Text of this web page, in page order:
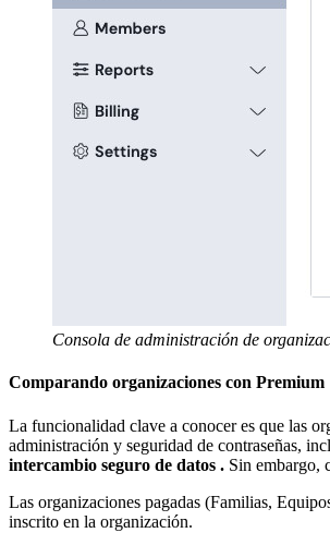
Consola de administración de
Comparando organizaciones con Premium
La funcionalidad clave a conocer es que las
administración y seguridad de contraseñas,
intercambio seguro de datos . Sin embargo,
Las organizaciones pagadas (Familias,
inscrito en la organización.